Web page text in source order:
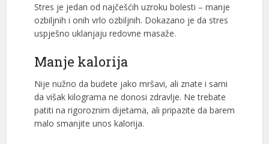
Stres je jedan od najčešćih uzroku bolesti – manje
ozbiljnih i onih vrlo ozbiljnih. Dokazano je da stres
uspješno uklanjaju redovne masaže.
Manje kalorija
Nije nužno da budete jako mršavi, ali znate i sami
da višak kilograma ne donosi zdravlje. Ne trebate
patiti na rigoroznim dijetama, ali pripazite da barem
malo smanjite unos kalorija.